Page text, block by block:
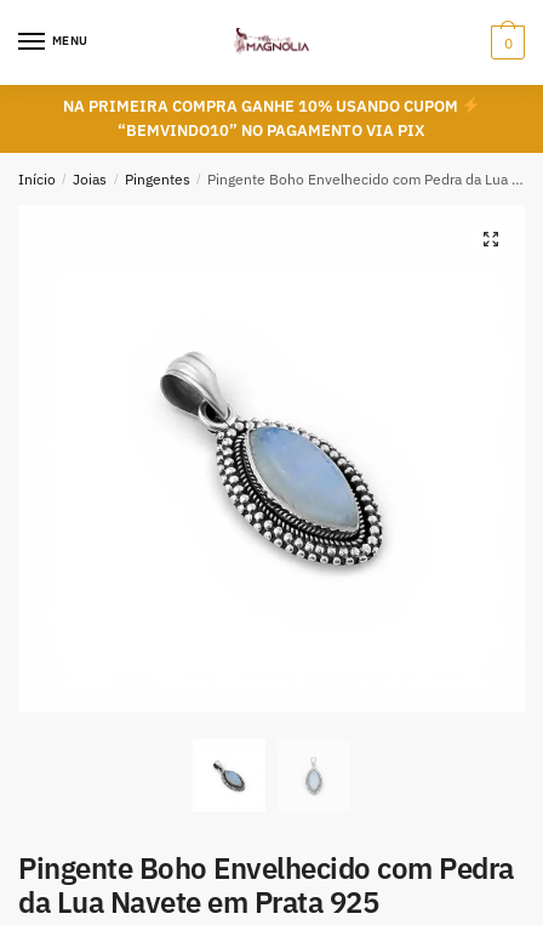
MENU 0
NA PRIMEIRA COMPRA GANHE 10% USANDO CUPOM
“BEMVINDO10” NO PAGAMENTO VIA PIX
Início / Joias / Pingentes / Pingente Boho Envelhecido com Pedra da Lua Navete em Prata 925
Pingente Boho Envelhecido com Pedra
da Lua Navete em Prata 925